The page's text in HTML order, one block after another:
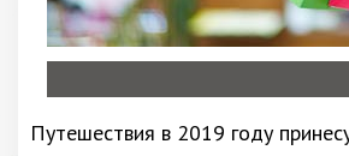
Путешествия в 2019 году